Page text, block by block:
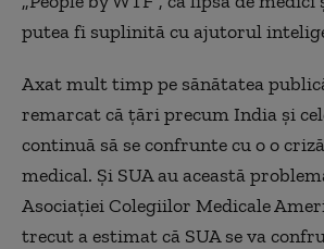
putea fi suplinită cu ajutorul
Axat mult timp pe sănătatea
remarcat că țări precum India și
continuă să se confrunte cu o o
medical. Și SUA au această
Asociației Colegiilor Medicale
trecut a estimat că SUA se va